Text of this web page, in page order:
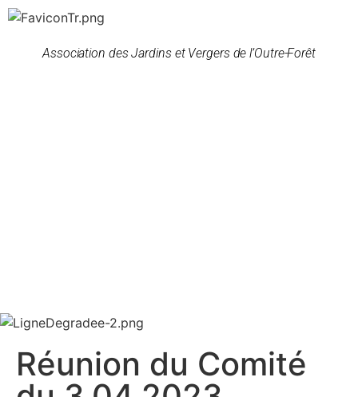
Association des Jardins et Vergers de l’Outre-Forêt
Réunion du Comité